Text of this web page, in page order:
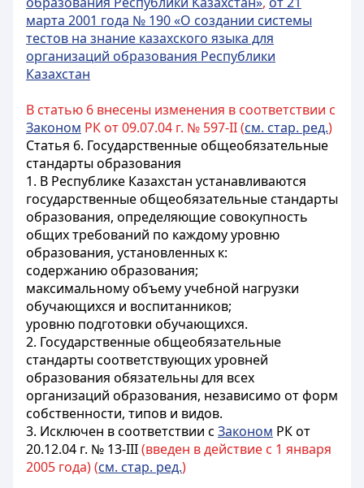
марта 2001 года № 190 «О создании системы
тестов на знание казахского языка для
организаций образования Республики
Казахстан
В статью 6 внесены изменения в соответствии с
Законом РК от 09.07.04 г. № 597-II (см. стар. ред.)
Статья 6. Государственные общеобязательные
стандарты образования
1. В Республике Казахстан устанавливаются
государственные общеобязательные стандарты
образования, определяющие совокупность
общих требований по каждому уровню
образования, установленных к:
содержанию образования;
максимальному объему учебной нагрузки
обучающихся и воспитанников;
уровню подготовки обучающихся.
2. Государственные общеобязательные
стандарты соответствующих уровней
образования обязательны для всех
организаций образования, независимо от форм
собственности, типов и видов.
3. Исключен в соответствии с Законом РК от
20.12.04 г. № 13-III(введен в действие с 1 января
2005 года) (см. стар. ред.)